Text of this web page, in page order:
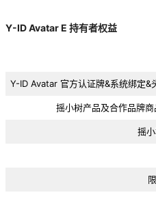
Y-ID Avatar E 持有者权益
Y-ID Avatar 官方认证牌&系统绑定&
摇小树产品及合作品牌商
摇